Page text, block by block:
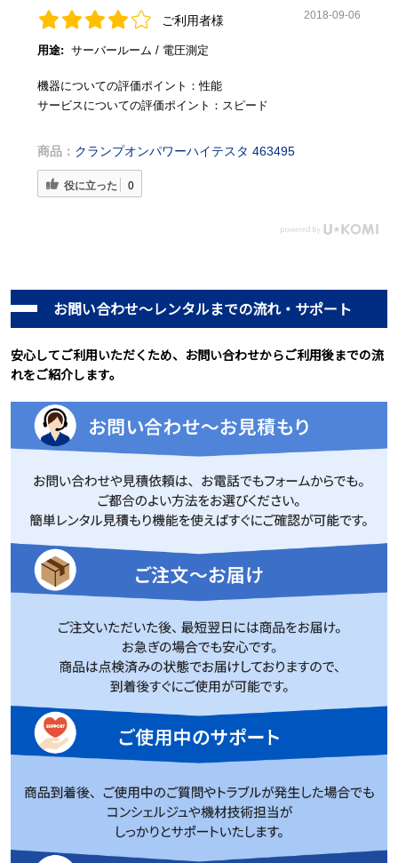
ご利用者様 2018-09-06
用途: サーバールーム / 電圧測定
機器についての評価ポイント：性能
サービスについての評価ポイント：スピード
商品： クランプオンパワーハイテスタ 463495
役に立った 0
お問い合わせ～レンタルまでの流れ・サポート
安心してご利用いただくため、お問い合わせからご利用後までの流
れをご紹介します。